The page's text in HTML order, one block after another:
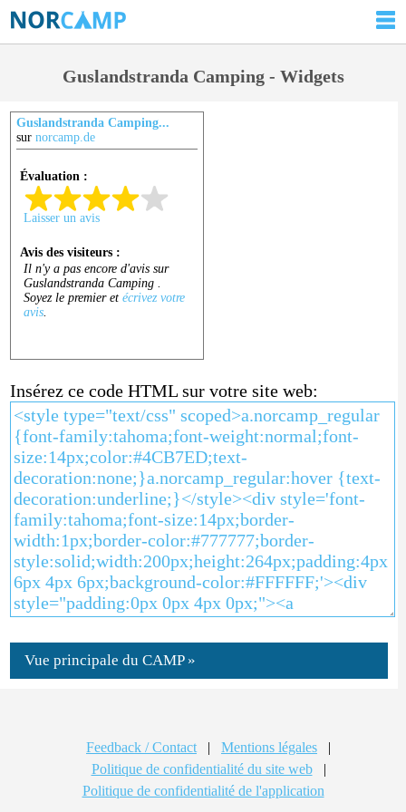
Guslandstranda Camping - Widgets
Guslandstranda Camping...
sur norcamp.de
Insérez ce code HTML sur votre site web:
Vue principale du CAMP »
Feedback / Contact | Mentions légales
|
Politique de confidentialité du site web
|
Politique de confidentialité de l'application